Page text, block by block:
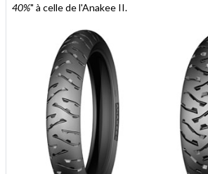
40%" à celle de l'Anakee II.